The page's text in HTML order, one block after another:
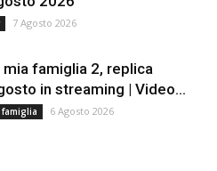
7 Agosto 2026
famiglia 2, replica
in streaming | Video...
6 Agosto 2026